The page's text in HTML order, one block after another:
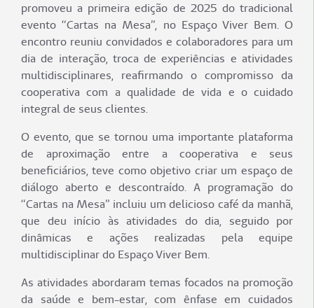
promoveu a primeira edição de 2025 do tradicional
evento “Cartas na Mesa”, no Espaço Viver Bem. O
encontro reuniu convidados e colaboradores para um
dia de interação, troca de experiências e atividades
multidisciplinares, reafirmando o compromisso da
cooperativa com a qualidade de vida e o cuidado
integral de seus clientes.
O evento, que se tornou uma importante plataforma
de aproximação entre a cooperativa e seus
beneficiários, teve como objetivo criar um espaço de
diálogo aberto e descontraído. A programação do
“Cartas na Mesa” incluiu um delicioso café da manhã,
que deu início às atividades do dia, seguido por
dinâmicas e ações realizadas pela equipe
multidisciplinar do Espaço Viver Bem.
As atividades abordaram temas focados na promoção
da saúde e bem-estar, com ênfase em cuidados